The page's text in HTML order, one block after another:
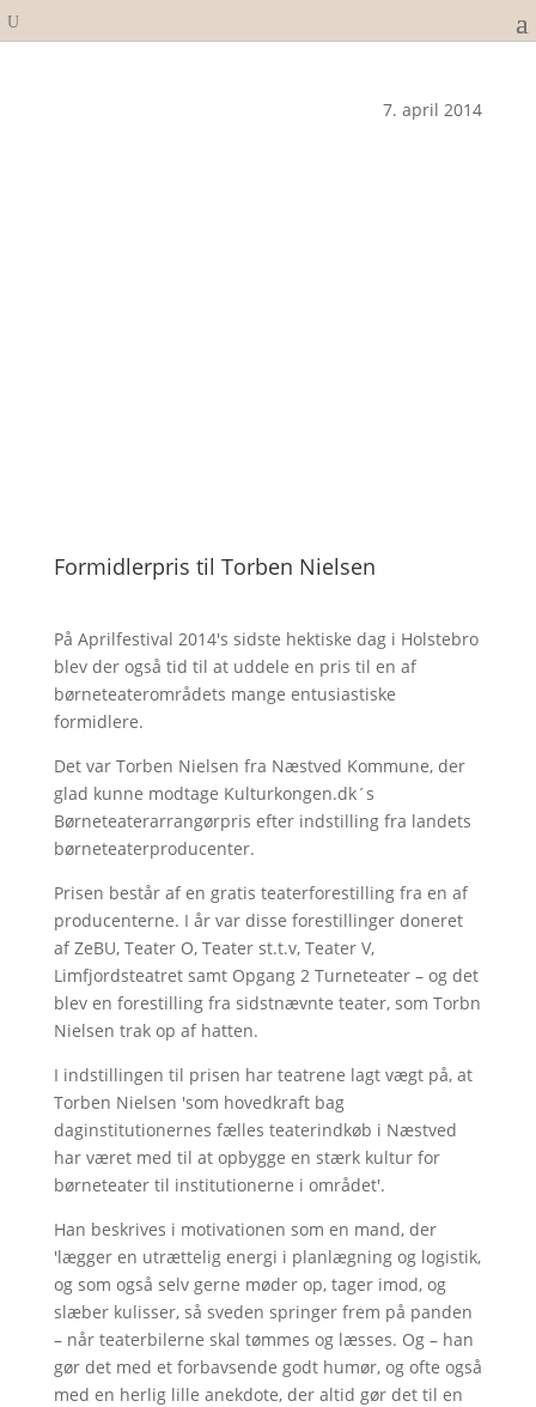
7. april 2014
Formidlerpris til Torben Nielsen
På Aprilfestival 2014's sidste hektiske dag i Holstebro
blev der også tid til at uddele en pris til en af
børneteaterområdets mange entusiastiske
formidlere.
Det var Torben Nielsen fra Næstved Kommune, der
glad kunne modtage Kulturkongen.dk´s
Børneteaterarrangørpris efter indstilling fra landets
børneteaterproducenter.
Prisen består af en gratis teaterforestilling fra en af
producenterne. I år var disse forestillinger doneret
af ZeBU, Teater O, Teater st.t.v, Teater V,
Limfjordsteatret samt Opgang 2 Turneteater – og det
blev en forestilling fra sidstnævnte teater, som Torbn
Nielsen trak op af hatten.
I indstillingen til prisen har teatrene lagt vægt på, at
Torben Nielsen 'som hovedkraft bag
daginstitutionernes fælles teaterindkøb i Næstved
har været med til at opbygge en stærk kultur for
børneteater til institutionerne i området'.
Han beskrives i motivationen som en mand, der
'lægger en utrættelig energi i planlægning og logistik,
og som også selv gerne møder op, tager imod, og
slæber kulisser, så sveden springer frem på panden
– når teaterbilerne skal tømmes og læsses. Og – han
gør det med et forbavsende godt humør, og ofte også
med en herlig lille anekdote, der altid gør det til en